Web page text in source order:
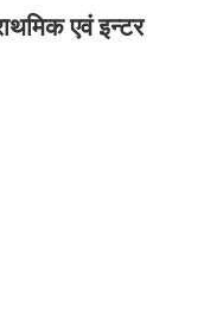
एवं इन्टर